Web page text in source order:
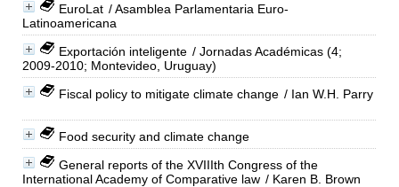
EuroLat / Asamblea Parlamentaria Euro-
Latinoamericana
Exportación inteligente / Jornadas Académicas (4;
2009-2010; Montevideo, Uruguay)
Fiscal policy to mitigate climate change / Ian W.H. Parry
Food security and climate change
General reports of the XVIIIth Congress of the
International Academy of Comparative law / Karen B. Brown